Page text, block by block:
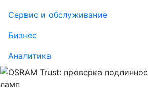
Сервис и обслуживание
Бизнес
Аналитика